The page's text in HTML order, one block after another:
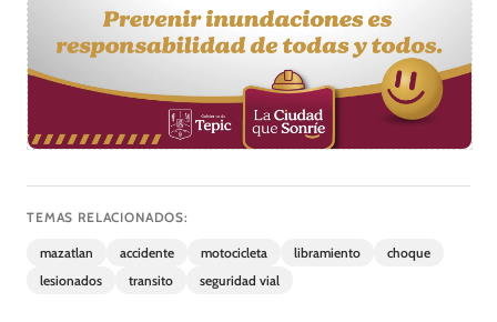
TEMAS RELACIONADOS:
mazatlan accidente motocicleta libramiento
choque
lesionados
transito seguridad vial